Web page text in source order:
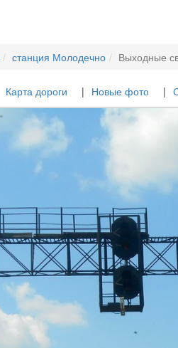
станция Молодечно Выходные
Карта дороги Новые фото